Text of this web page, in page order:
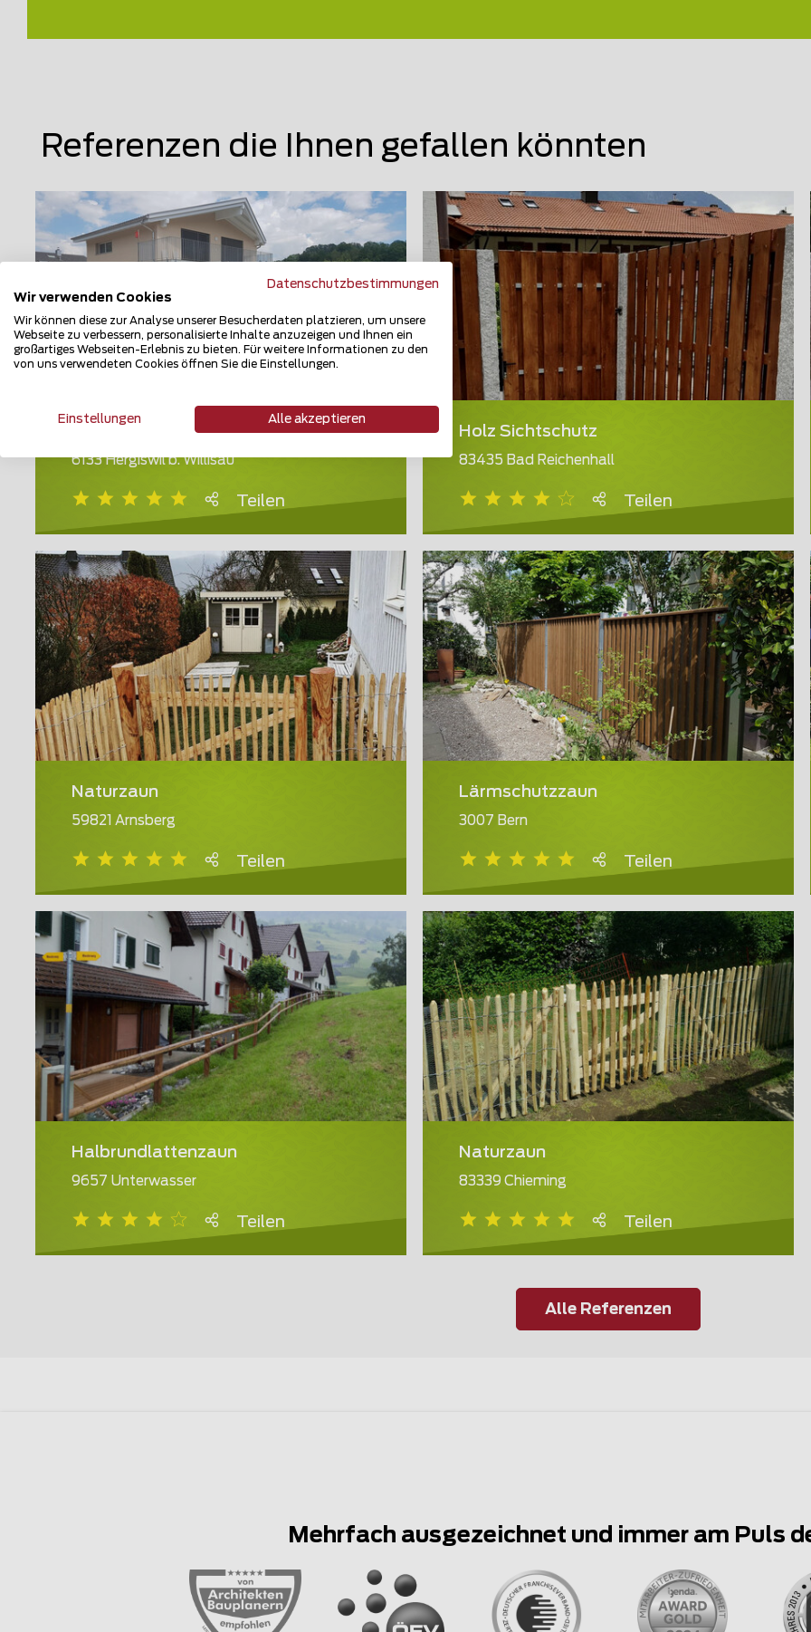
Referenzen die Ihnen gefallen könnten
Holz Sichtschutz
6133 Hergiswil b. Willisau
Teilen
Holz Sichtschutz
83435 Bad Reichenhall
Teilen
Naturzaun
59821 Arnsberg
Teilen
Lärmschutzzaun
3007 Bern
Teilen
Halbrundlattenzaun
9657 Unterwasser
Teilen
Naturzaun
83339 Chieming
Teilen
Alle Referenzen
Mehrfach ausgezeichnet und immer am Puls
Datenschutzbestimmungen
Wir verwenden Cookies
Wir können diese zur Analyse unserer Besucherdaten platzieren, um unsere
Webseite zu verbessern, personalisierte Inhalte anzuzeigen und Ihnen ein
großartiges Webseiten-Erlebnis zu bieten. Für weitere Informationen zu den
von uns verwendeten Cookies öffnen Sie die Einstellungen.
Einstellungen Alle akzeptieren